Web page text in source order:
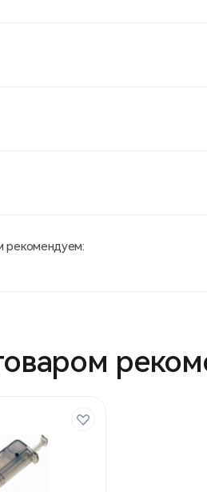
рекомендуем: